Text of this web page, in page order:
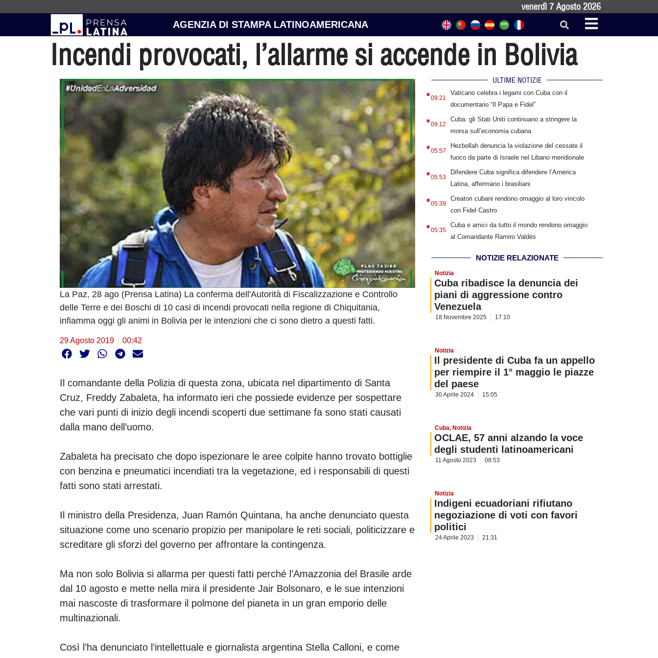
venerdì 7 Agosto 2026
AGENZIA DI STAMPA LATINOAMERICANA
Incendi provocati, l’allarme si accende in Bolivia
La Paz, 28 ago (Prensa Latina) La conferma dell'Autorità di Fiscalizzazione e Controllo
delle Terre e dei Boschi di 10 casi di incendi provocati nella regione di Chiquitania,
infiamma oggi gli animi in Bolivia per le intenzioni che ci sono dietro a questi fatti.
29 Agosto 2019 00:42
Il comandante della Polizia di questa zona, ubicata nel dipartimento di Santa
Cruz, Freddy Zabaleta, ha informato ieri che possiede evidenze per sospettare
che vari punti di inizio degli incendi scoperti due settimane fa sono stati causati
dalla mano dell’uomo.
Zabaleta ha precisato che dopo ispezionare le aree colpite hanno trovato bottiglie
con benzina e pneumatici incendiati tra la vegetazione, ed i responsabili di questi
fatti sono stati arrestati.
Il ministro della Presidenza, Juan Ramón Quintana, ha anche denunciato questa
situazione come uno scenario propizio per manipolare le reti sociali, politicizzare e
screditare gli sforzi del governo per affrontare la contingenza.
Ma non solo Bolivia si allarma per questi fatti perché l’Amazzonia del Brasile arde
dal 10 agosto e mette nella mira il presidente Jair Bolsonaro, e le sue intenzioni
mai nascoste di trasformare il polmone del pianeta in un gran emporio delle
multinazionali.
Così l’ha denunciato l’intellettuale e giornalista argentina Stella Calloni, e come
ULTIME NOTIZIE
.09:21
Vaticano celebra i legami con Cuba con il
documentario “Il Papa e Fidel”
.09:12
Cuba: gli Stati Uniti continuano a stringere la
morsa sull’economia cubana
.05:57
Hezbollah denuncia la violazione del cessate il
fuoco da parte di Israele nel Libano meridionale
.05:53
Difendere Cuba significa difendere l’America
Latina, affermano i brasiliani
.05:39
Creatori cubani rendono omaggio al loro vincolo
con Fidel Castro
.05:35
Cuba e amici da tutto il mondo rendono omaggio
al Comandante Ramiro Valdés
NOTIZIE RELAZIONATE
Notizia
Cuba ribadisce la denuncia dei
piani di aggressione contro
Venezuela
18 Novembre 2025 17:10
Notizia
Il presidente di Cuba fa un appello
per riempire il 1° maggio le piazze
del paese
30 Aprile 2024 15:05
Cuba, Notizia
OCLAE, 57 anni alzando la voce
degli studenti latinoamericani
11 Agosto 2023 08:53
Notizia
Indigeni ecuadoriani rifiutano
negoziazione di voti con favori
politici
24 Aprile 2023 21:31